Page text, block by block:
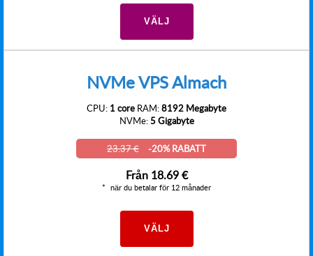
VÄLJ
NVMe VPS Almach
CPU: 1 core RAM:8192 Megabyte
NVMe:5 Gigabyte
23.37 € -20% RABATT
Från 18.69 €
när du betalar för 12 månader
VÄLJ